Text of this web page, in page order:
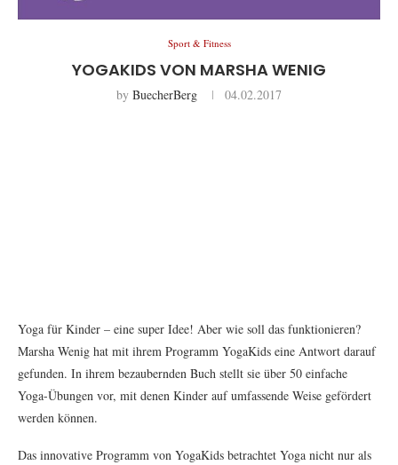
Sport & Fitness
YOGAKIDS VON MARSHA WENIG
by BuecherBerg 04.02.2017
Yoga für Kinder – eine super Idee! Aber wie soll das funktionieren?
Marsha Wenig hat mit ihrem Programm YogaKids eine Antwort darauf
gefunden. In ihrem bezaubernden Buch stellt sie über 50 einfache
Yoga-Übungen vor, mit denen Kinder auf umfassende Weise gefördert
werden können.
Das innovative Programm von YogaKids betrachtet Yoga nicht nur als